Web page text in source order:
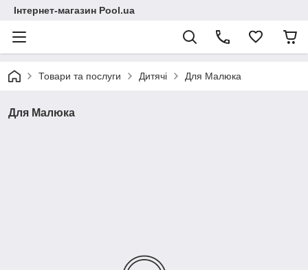
Інтернет-магазин Pool.ua
Товари та послуги Дитячі Для Малюка
Для Малюка